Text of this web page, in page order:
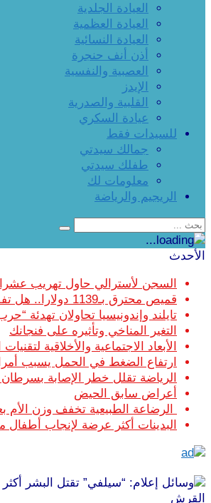
العيادة الجلدية
العيادة العظمية
العيادة النسائية
أذن أنف حنجرة
العصبية والنفسية
الإيدز
القلبية والصدرية
عيادة السكري
للسيدات فقط
جمالك سيدتي
طفلك سيدتي
معلومات لك
الريجيم والرياضة
الأحدث
السجن لأسترالي حاول تهريب
قميص محترق بـ1139 دولارا.. هل تفقد الموضة عقلها؟
تايلند وإندونيسيا تحاولان تهدئة
التغير المناخي وتأثيره على فنجانك
الأبعاد الاجتماعية والأخلاقية
ارتفاع الضغط في الحمل يسبب
الرياضة تقلل خطر الإصابة
أعراض سابق الحيض
الرضاعة الطبيعية تخفف وزن الأم
البدينات أكثر عرضة لإنجاب